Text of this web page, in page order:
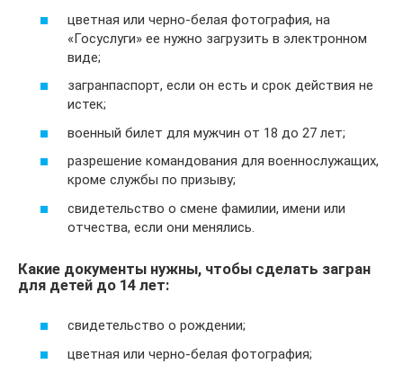
цветная или черно-белая фотография, на
«Госуслуги» ее нужно загрузить в электронном
виде;
загранпаспорт, если он есть и срок действия не
истек;
военный билет для мужчин от 18 до 27 лет;
разрешение командования для военнослужащих,
кроме службы по призыву;
свидетельство о cмене фамилии, имени или
отчества, если они менялись.
Какие документы нужны, чтобы сделать загран
для детей до 14 лет:
свидетельство о рождении;
цветная или черно-белая фотография;